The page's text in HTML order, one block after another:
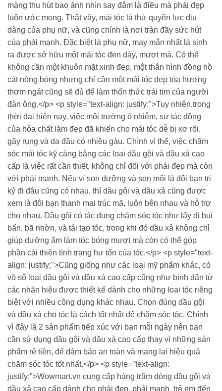
màng thu hút bao ánh nhìn say đắm là điều mà phái đẹp
luôn ước mong. Thật vậy, mái tóc là thứ quyền lực dịu
dàng của phụ nữ, và cũng chính là nơi tràn đầy sức hút
của phái mạnh. Đặc biệt là phụ nữ, may mắn nhất là sinh
ra được sở hữu một mái tóc đen dày, mượt mà. Có thể
không cần một khuôn mặt xinh đẹp, một thân hình đồng hồ
cát nóng bỏng nhưng chỉ cần một mái tóc đẹp tỏa hương
thơm ngát cũng sẽ đủ để làm thổn thức trái tim của người
đàn ông.</p> <p style="text-align: justify;">Tuy nhiên,trong
thời đại hiện nay, việc môi trường ô nhiễm, sự tác động
của hóa chất làm đẹp đã khiến cho mái tóc dễ bị xơ rối,
gãy rụng và da đầu có nhiều gàu. Chính vì thế, việc chăm
sóc mái tóc kỹ càng bằng các loại dầu gội và dầu xả cao
cấp là việc rất cần thiết, không chỉ đối với phái đẹp mà còn
với phái mạnh. Nếu ví son dưỡng và son môi là đôi bạn tri
kỷ đi đâu cũng có nhau, thì dầu gội và dầu xả cũng được
xem là đôi bạn thanh mai trúc mã, luôn bên nhau và hỗ trợ
cho nhau. Dầu gội có tác dụng chăm sóc tóc như lấy đi bụi
bẩn, bã nhờn, và tái tạo tóc, trong khi đó dầu xả không chỉ
giúp dưỡng ẩm làm tóc bóng mượt mà còn có thể góp
phần cải thiện tình trạng hư tổn của tóc.</p> <p style="text-
align: justify;">Cũng giống như các loại mỹ phẩm khác, có
vô số loại dầu gội và dầu xả cao cấp cũng như bình dân từ
các nhãn hiệu được thiết kế dành cho những loại tóc riêng
biệt với nhiều công dụng khác nhau. Chọn đúng dầu gội
và dầu xả cho tóc là cách tốt nhất để chăm sóc tóc. Chính
vì đây là 2 sản phẩm tiếp xúc với bạn mỗi ngày nên bạn
cần sử dụng dầu gội và dầu xả cao cấp thay vì những sản
phẩm rẻ tiền, để đảm bảo an toàn và mang lại hiệu quả
chăm sóc tóc tốt nhất.</p> <p style="text-align:
justify;">Wowmart.vn cung cấp hàng trăm dòng dầu gội và
dầu xả cao cấp dành cho phái đẹp, phái mạnh, trẻ em đến